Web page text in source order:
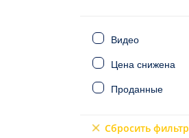
Фетхие
Сиде
Калкан/Каш
6+1
4+2
5+2
Видео
Цена снижена
Проданные
Сбросить фильтр